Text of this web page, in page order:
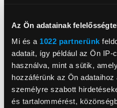
Az Ön adatainak
Mi és a 1022 partnerünk
adatait, így például az Ön IP-
használva, mint a sütik,
hozzáférünk az Ön
személyre szabott
és tartalommérést,